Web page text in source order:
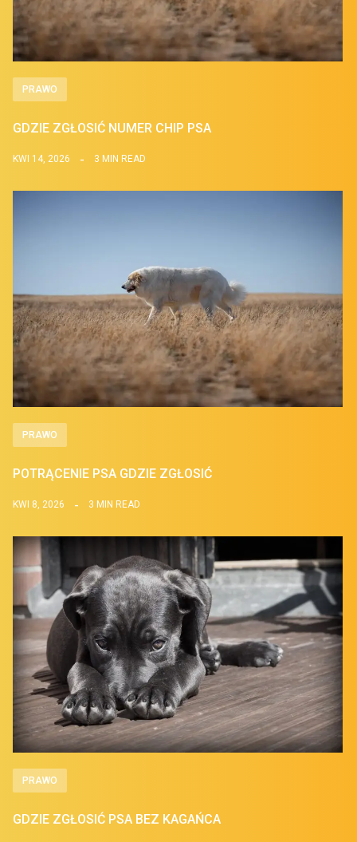
PRAWO
GDZIE ZGŁOSIĆ NUMER CHIP PSA
KWI 14, 2026 3 MIN READ
PRAWO
POTRĄCENIE PSA GDZIE ZGŁOSIĆ
KWI 8, 2026 3 MIN READ
PRAWO
GDZIE ZGŁOSIĆ PSA BEZ KAGAŃCA